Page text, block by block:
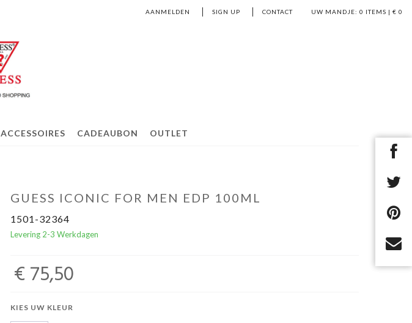
UW MANDJE: 0 ITEMS | € 0
AANMELDEN SIGN UP CONTACT
ACCESSOIRES CADEAUBON OUTLET
GUESS ICONIC FOR MEN EDP 100ML
1501-32364
Levering 2-3 Werkdagen
€ 75,50
KIES UW KLEUR